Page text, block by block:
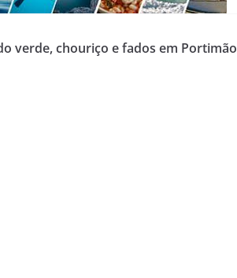
verde, chouriço e fados em Portimão